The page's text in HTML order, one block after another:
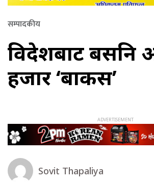
सम्पादकीय
विदेशबाट
हजार ‘बाकस’
Sovit Thapaliya